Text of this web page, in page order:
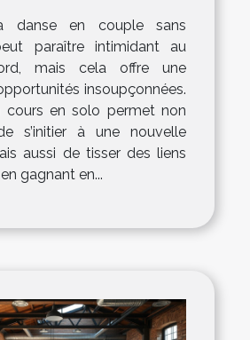
danse en couple sans
paraître intimidant au
mais cela offre une
insoupçonnées.
cours en solo permet non
s’initier à une nouvelle
aussi de tisser des liens
gagnant en...